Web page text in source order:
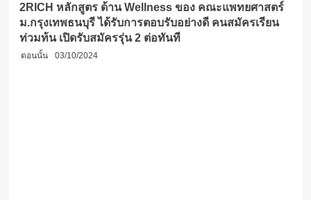
2RICH หลักสูตร ด้าน Wellness ของ คณะแพทยศาสตร์
ม.กรุงเทพธนบุรี ได้รับการตอบรับอย่างดี คนสมัครเรียน
ท่วมท้น เปิดรับสมัครรุ่น 2 ต่อทันที
ตอนนั้น 03/10/2024